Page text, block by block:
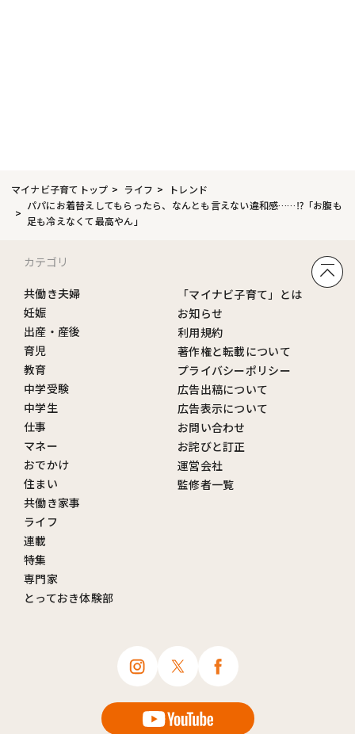
マイナビ子育てトップ ライフ
トレンド
パパにお着替えしてもらったら、なんとも言えない違和感……⁉「お腹も
足も冷えなくて最高やん」
カテゴリ
共働き夫婦
妊娠
出産・産後
育児
教育
中学受験
中学生
仕事
マネー
おでかけ
住まい
共働き家事
ライフ
連載
特集
専門家
とっておき体験部
「マイナビ子育て」とは
お知らせ
利用規約
著作権と転載について
プライバシーポリシー
広告出稿について
広告表示について
お問い合わせ
お詫びと訂正
運営会社
監修者一覧